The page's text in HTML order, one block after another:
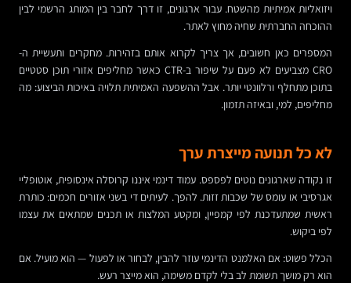
ויזואליות אמיתיות מהשטח. עבור ארגונים, זו דרך לחבר בין המותג הרשמי לבין
ההוכחה החברתית שחיה מחוץ לאתר.
המספרים כאן חשובים, אך צריך לקרוא אותם בזהירות. מחקרים ותעשיית ה-
CRO מצביעים לא פעם על שיפור ב-CTR כאשר מחליפים אזורי תוכן סטטיים
בתוכן מתחלף ורלוונטי יותר. אבל ההשפעה האמיתית תלויה באיכות הביצוע: מה
מחליפים, למי, ובאיזה תזמון.
לא כל תנועה מייצרת ערך
זו נקודה שארגונים נוטים לפספס. עמוד דינמי איננו קרוסלה אינסופית, אוטופליי
אגרסיבי או עומס של שכבות זזות. להפך. לעיתים די בשני אזורים חכמים: כותרת
ראשית שמתעדכנת לפי קמפיין, ומקטע המלצות או תכנים שמתאים את עצמו
לפי ביקוש.
הכלל פשוט: אם האלמנט הדינמי עוזר להבין, לבחור או לפעול — הוא מועיל. אם
הוא רק מושך תשומת לב בלי לקדם משימה, הוא מייצר רעש.